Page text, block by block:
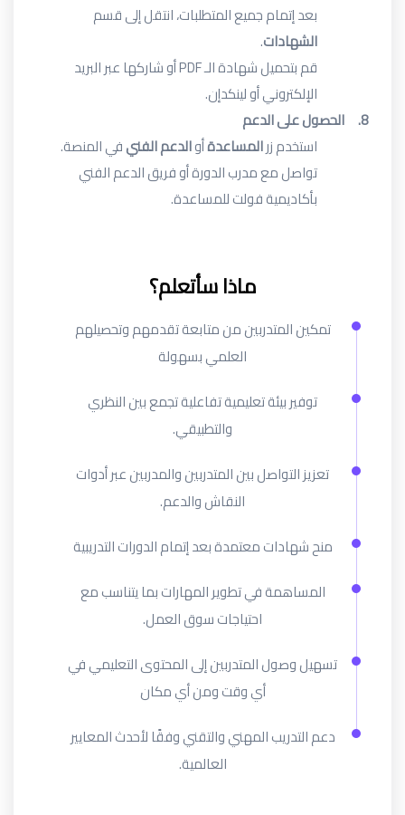
بعد إتمام جميع المتطلبات، انتقل إلى قسم
الشهادات.
قم بتحميل شهادة الـPDFأو شاركها عبر البريد
الإلكتروني أو لينكدإن.
8.
الحصول على الدعم
استخدم زرالمساعدةأوالدعم الفنيفي المنصة.
تواصل مع مدرب الدورة أو فريق الدعم الفني
بأكاديمية فولت للمساعدة.
ماذا سأتعلم؟
تمكين المتدربين من متابعة تقدمهم وتحصيلهم
العلمي بسهولة
توفير بيئة تعليمية تفاعلية تجمع بين النظري
والتطبيقي.
تعزيز التواصل بين المتدربين والمدربين عبر أدوات
النقاش والدعم.
منح شهادات معتمدة بعد إتمام الدورات التدريبية
المساهمة في تطوير المهارات بما يتناسب مع
احتياجات سوق العمل.
تسهيل وصول المتدربين إلى المحتوى التعليمي في
أي وقت ومن أي مكان
دعم التدريب المهني والتقني وفقًا لأحدث المعايير
العالمية.